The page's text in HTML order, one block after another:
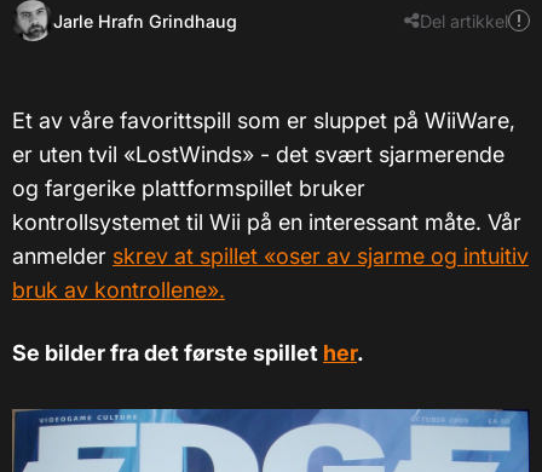
Jarle Hrafn Grindhaug Del artikkel
Et av våre favorittspill som er sluppet på WiiWare,
er uten tvil «LostWinds» - det svært sjarmerende
og fargerike plattformspillet bruker
kontrollsystemet til Wii på en interessant måte. Vår
anmelder skrev at spillet «oser av sjarme og intuitiv
bruk av kontrollene».
Se bilder fra det første spillet her.